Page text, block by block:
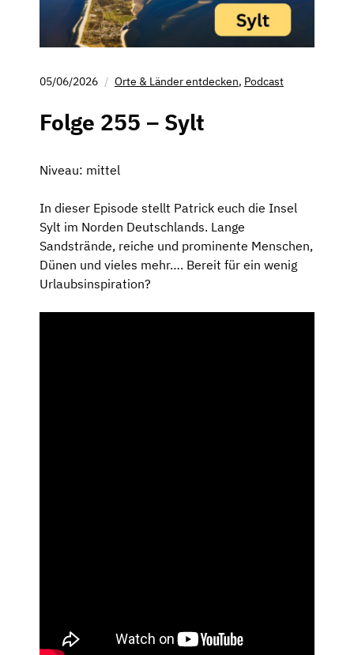
05/06/2026 Orte & Länder entdecken, Podcast
Folge 255 – Sylt
Niveau: mittel
In dieser Episode stellt Patrick euch die Insel
Sylt im Norden Deutschlands. Lange
Sandstrände, reiche und prominente Menschen,
Dünen und vieles mehr…. Bereit für ein wenig
Urlaubsinspiration?